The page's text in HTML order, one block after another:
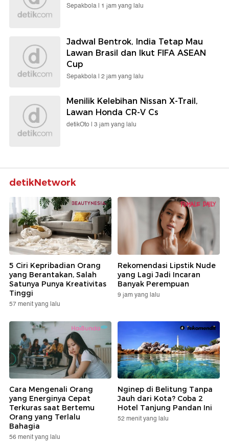
Sepakbola | 1 jam yang lalu
Jadwal Bentrok, India Tetap Mau
Lawan Brasil dan Ikut FIFA ASEAN
Cup
Sepakbola | 2 jam yang lalu
Menilik Kelebihan Nissan X-Trail,
Lawan Honda CR-V Cs
detikOto | 3 jam yang lalu
detikNetwork
5 Ciri Kepribadian Orang
yang Berantakan, Salah
Satunya Punya Kreativitas
Tinggi
57 menit yang lalu
Rekomendasi Lipstik Nude
yang Lagi Jadi Incaran
Banyak Perempuan
9 jam yang lalu
Cara Mengenali Orang
yang Energinya Cepat
Terkuras saat Bertemu
Orang yang Terlalu
Bahagia
56 menit yang lalu
Nginep di Belitung Tanpa
Jauh dari Kota? Coba 2
Hotel Tanjung Pandan Ini
52 menit yang lalu